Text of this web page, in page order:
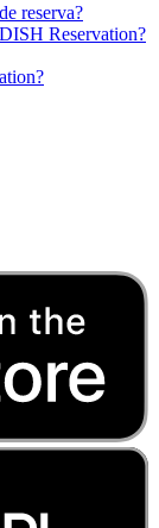
reserva?
Reservation?